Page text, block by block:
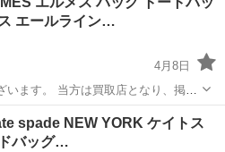
エ
エールライン…
4月8日
となり、掲載
取品や引き取り品などのお品物にな
spade NEW YORK ケイトス
バッグ…